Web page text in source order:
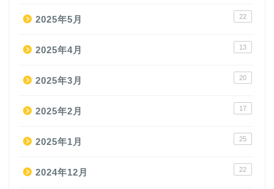
2025年5月 22
2025年4月 13
2025年3月 20
2025年2月 17
2025年1月 25
2024年12月 22